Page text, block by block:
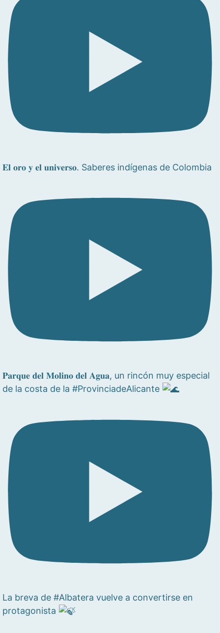
𝐄𝐥 𝐨𝐫𝐨 𝐲 𝐞𝐥 𝐮𝐧𝐢𝐯𝐞𝐫𝐬𝐨. Saberes indígenas de Colombia
𝐏𝐚𝐫𝐪𝐮𝐞 𝐝𝐞𝐥 𝐌𝐨𝐥𝐢𝐧𝐨 𝐝𝐞𝐥 𝐀𝐠𝐮𝐚, un rincón muy especial
de la costa de la #ProvinciadeAlicante
La breva de #Albatera vuelve a convertirse en
protagonista